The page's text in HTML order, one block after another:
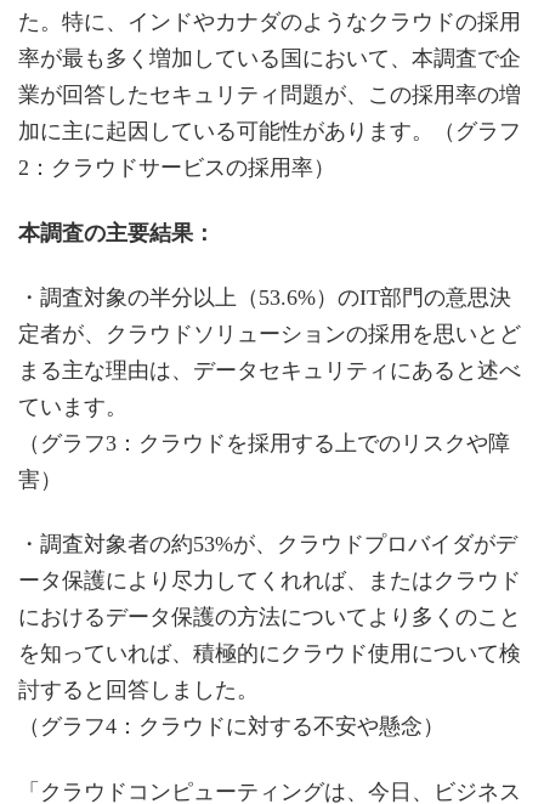
た。特に、インドやカナダのようなクラウドの採用
率が最も多く増加している国において、本調査で企
業が回答したセキュリティ問題が、この採用率の増
加に主に起因している可能性があります。（グラフ
2：クラウドサービスの採用率）
本調査の主要結果：
・調査対象の半分以上（53.6%）のIT部門の意思決
定者が、クラウドソリューションの採用を思いとど
まる主な理由は、データセキュリティにあると述べ
ています。
（グラフ3：クラウドを採用する上でのリスクや障
害）
・調査対象者の約53%が、クラウドプロバイダがデ
ータ保護により尽力してくれれば、またはクラウド
におけるデータ保護の方法についてより多くのこと
を知っていれば、積極的にクラウド使用について検
討すると回答しました。
（グラフ4：クラウドに対する不安や懸念）
「クラウドコンピューティングは、今日、ビジネス